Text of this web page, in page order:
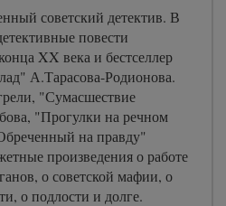
советский детектив. В
повести
XX века и бестселлер
А.Тарасова-Родионова.
"Сумасшествие
"Прогулки на речном
на правду"
произведения о работе
о советской мафии, о
о подлости и долге.